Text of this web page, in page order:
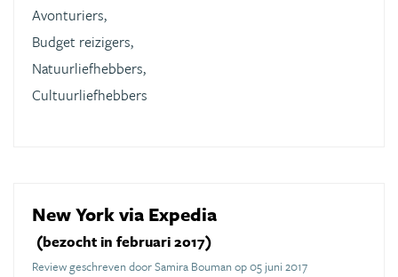
Avonturiers,
Budget reizigers,
Natuurliefhebbers,
Cultuurliefhebbers
New York via Expedia
(bezocht in februari 2017)
Review geschreven door Samira Bouman op 05 juni 2017